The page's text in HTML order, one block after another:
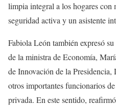
limpia integral a los hogares con
seguridad activa y un asistente
Fabiola León también expresó
de la ministra de Economía,
de Innovación de la
otros importantes funcionarios
privada. En este sentido,